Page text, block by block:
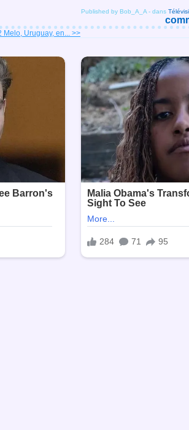
Published by Bob_A_A - dans
Melo, Uruguay, en... >>